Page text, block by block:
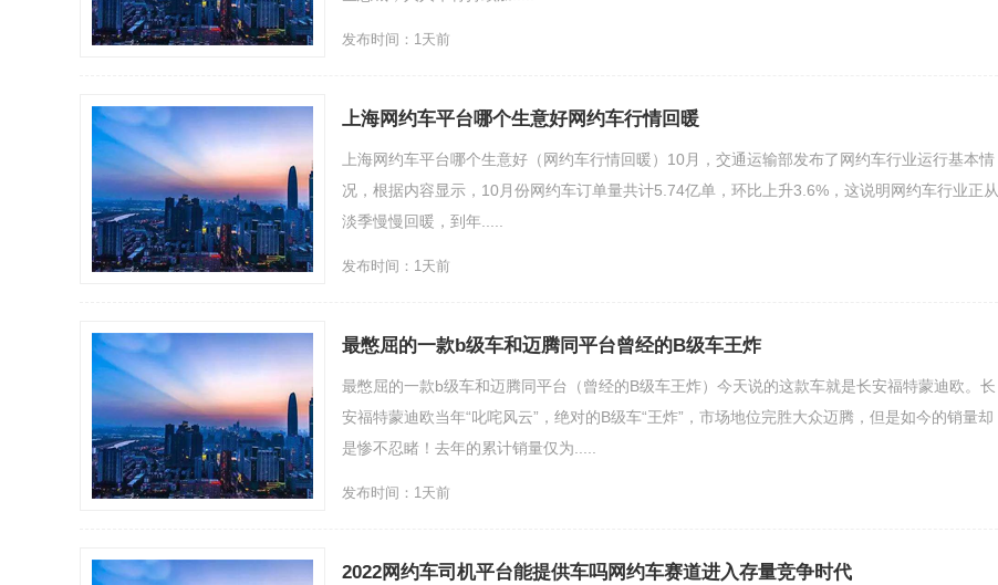
发布时间：1天前
上海网约车平台哪个生意好网约车行情回暖
上海网约车平台哪个生意好（网约车行情回暖）10月，交通运输部发布了网约车行业运行基本情
况，根据内容显示，10月份网约车订单量共计5.74亿单，环比上升3.6%，这说明网约车行业正从
淡季慢慢回暖，到年.....
发布时间：1天前
最憋屈的一款b级车和迈腾同平台曾经的B级车王炸
最憋屈的一款b级车和迈腾同平台（曾经的B级车王炸）今天说的这款车就是长安福特蒙迪欧。长
安福特蒙迪欧当年“叱咤风云”，绝对的B级车“王炸”，市场地位完胜大众迈腾，但是如今的销量却
是惨不忍睹！去年的累计销量仅为.....
发布时间：1天前
2022网约车司机平台能提供车吗网约车赛道进入存量竞争时代